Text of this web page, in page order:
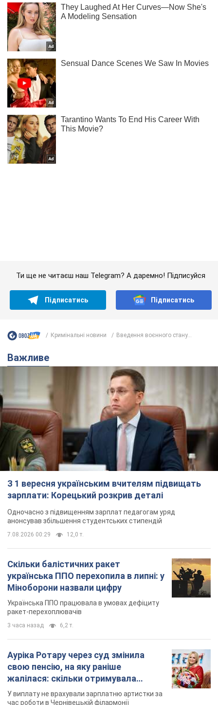
З 1 вересня українським вчителям підвищать
зарплати: Корецький розкрив деталі
Одночасно з підвищенням зарплат педагогам уряд
анонсував збільшення студентських стипендій
7.08.2026 00:29
Скільки балістичних ракет
українська ППО перехопила в липні: у
Міноборони назвали цифру
ракет-перехоплювачів
Ауріка Ротару через суд змінила
свою пенсію, на яку раніше
жалілася: скільки отримувала
співачка
час роботи в Чернівецькій філармонії